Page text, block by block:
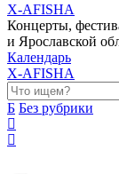
X-AFISHA
Концерты,
и Ярославской
Календарь
X-AFISHA
Б Без рубрики